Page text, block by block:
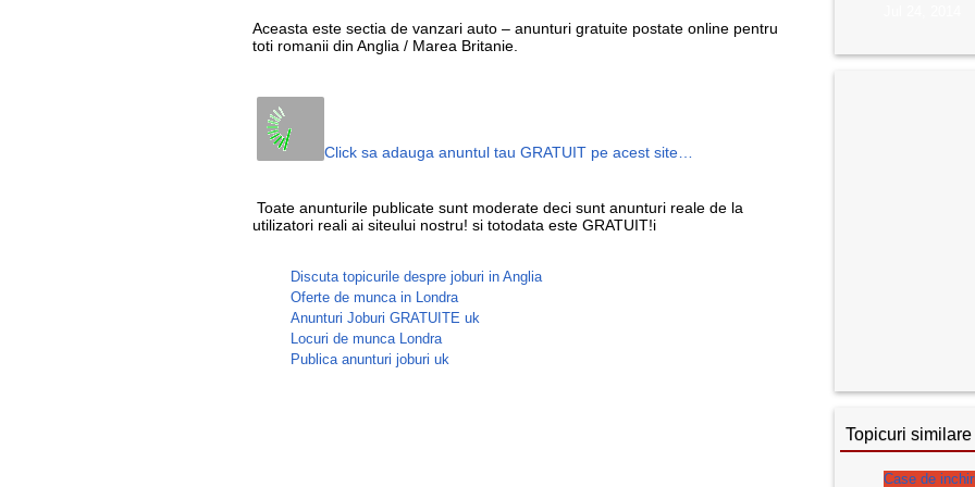
Aceasta este sectia de vanzari auto – anunturi gratuite postate online pentru
toti romanii din Anglia / Marea Britanie.
Click sa adauga anuntul tau GRATUIT pe acest site…
Toate anunturile publicate sunt moderate deci sunt anunturi reale de la
utilizatori reali ai siteului nostru! si totodata este GRATUIT!i
Discuta topicurile despre joburi in Anglia
Oferte de munca in Londra
Anunturi Joburi GRATUITE uk
Locuri de munca Londra
Publica anunturi joburi uk
Topicuri similare
Case de